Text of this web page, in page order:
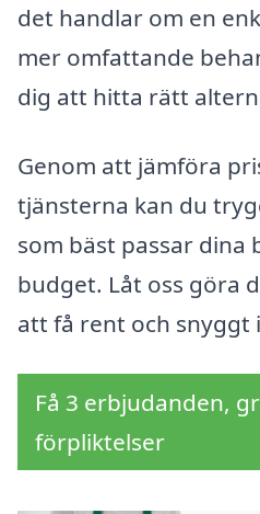
det handlar om en
mer omfattande
dig att hitta rätt
Genom att jämföra
tjänsterna kan du
som bäst passar dina
budget. Låt oss göra
att få rent och snyggt
Få 3 erbjudanden,
förpliktelser